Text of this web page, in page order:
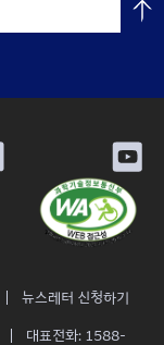
뉴스레터 신청하기
대표전화: 1588-